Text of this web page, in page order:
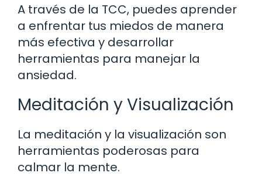
A través de la TCC, puedes aprender
a enfrentar tus miedos de manera
más efectiva y desarrollar
herramientas para manejar la
ansiedad.
Meditación y Visualización
La meditación y la visualización son
herramientas poderosas para
calmar la mente.